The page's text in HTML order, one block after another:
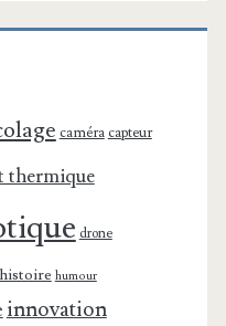
caméra capteur
thermique
drone
histoire humour
innovation